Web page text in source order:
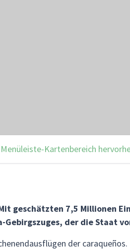
Menüleiste-Kartenbereich
geschätzten 7,5 Millionen
Gebirgszuges, der die Staat
der